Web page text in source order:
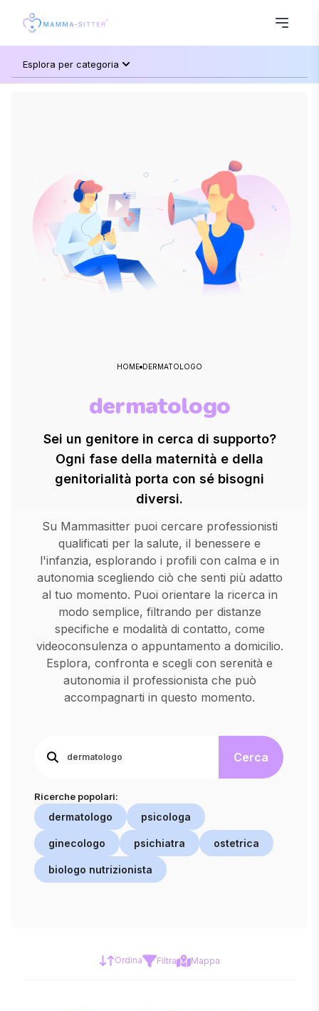
Esplora per categoria
HOME DERMATOLOGO
dermatologo
Sei un genitore in cerca di supporto?
Ogni fase della maternità e della
genitorialità porta con sé bisogni
diversi.
Su Mammasitter puoi cercare professionisti
qualificati per la salute, il benessere e
l'infanzia, esplorando i profili con calma e in
autonomia scegliendo ciò che senti più adatto
al tuo momento. Puoi orientare la ricerca in
modo semplice, filtrando per distanze
specifiche e modalità di contatto, come
videoconsulenza o appuntamento a domicilio.
Esplora, confronta e scegli con serenità e
autonomia il professionista che può
accompagnarti in questo momento.
Cerca
Ricerche popolari:
dermatologo psicologa
ginecologo psichiatra ostetrica
biologo nutrizionista
Ordina Filtra Mappa